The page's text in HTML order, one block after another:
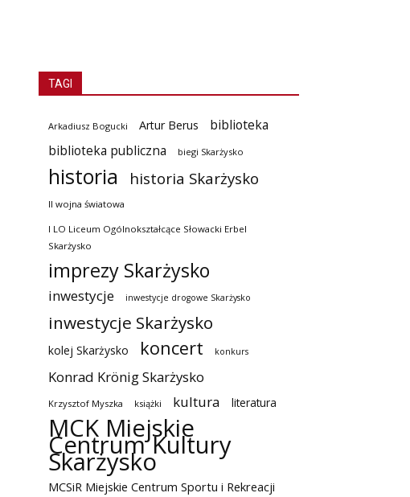
TAGI
Arkadiusz Bogucki Artur Berus
biblioteka
biblioteka publiczna
biegi Skarżysko
historia historia Skarżysko
II wojna światowa
I LO Liceum Ogólnokształcące Słowacki Erbel
Skarżysko
imprezy Skarżysko
inwestycje inwestycje drogowe Skarżysko
inwestycje Skarżysko
kolej Skarżysko koncert konkurs
Konrad Krönig Skarżysko
Krzysztof Myszka książki kultura literatura
MCK Miejskie
Centrum Kultury
Skarżysko
MCSiR Miejskie Centrum Sportu i Rekreacji